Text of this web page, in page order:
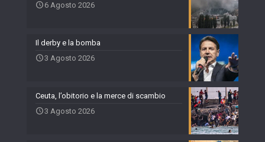
6 Agosto 2026
Il derby e la bomba
3 Agosto 2026
Ceuta, l’obitorio e la merce di scambio
3 Agosto 2026